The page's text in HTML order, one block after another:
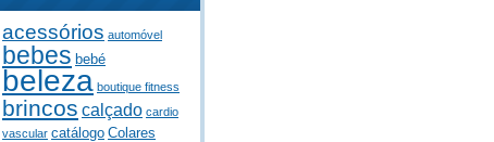
acessórios automóvel
bebes bebé
beleza boutique fitness
brincos calçado cardio
vascular catálogo Colares